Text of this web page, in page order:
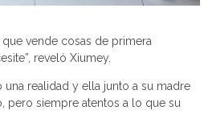
vende cosas de primera
reveló Xiumey.
una realidad y ella junto a su madre
pero siempre atentos a lo que su